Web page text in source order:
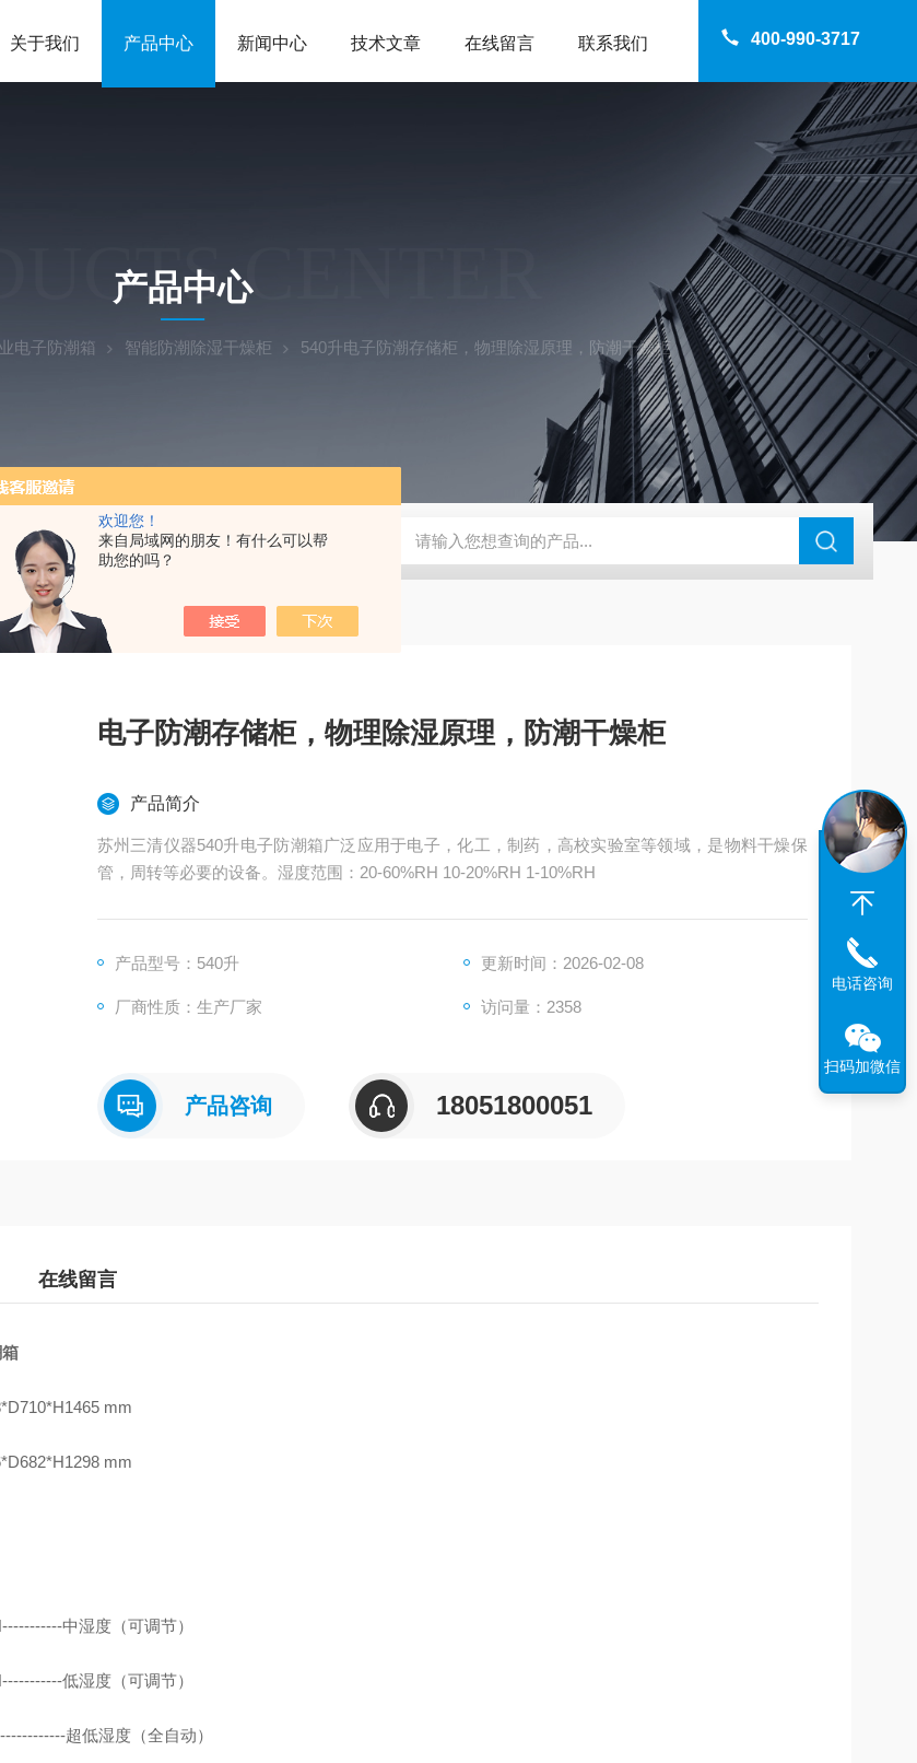
欢迎您！
来自局域网的朋友！有什么可以帮
助您的吗？
400-990-3717
关于我们 产品中心 新闻中心 技术文章 在线留言 联系我们
CENTER
产品中心
电子防潮箱 智能防潮除湿干燥柜 540升电子防潮存储柜，物理除湿原理，防潮干燥柜
DHG-9140B（140升）电热恒温鼓风干燥箱，不锈钢干燥箱，烘箱控温范围300℃ DHG-9070B（70
电子防潮存储柜，物理除湿原理，防潮干燥柜
产品简介
苏州三清仪器540升电子防潮箱广泛应用于电子，化工，制药，高校实验室等领域，是物料干燥保
管，周转等必要的设备。湿度范围：20-60%RH 10-20%RH 1-10%RH
产品型号：540升 更新时间：2026-02-08
厂商性质：生产厂家 访问量：2358
产品咨询 18051800051
在线留言
mm
mm
中湿度（可调节）
低湿度（可调节）
超低湿度（全自动）
电话咨询
扫码加微信